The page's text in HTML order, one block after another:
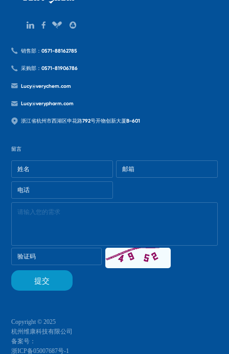
销售部：0571-88162785
采购部：0571-81906786
Lucy@verychem.com
Lucy@verypharm.com
浙江省杭州市西湖区申花路792号开物创新大厦B-601
留言
Copyright © 2025
杭州维康科技有限公司
备案号：
浙ICP备05007687号-1